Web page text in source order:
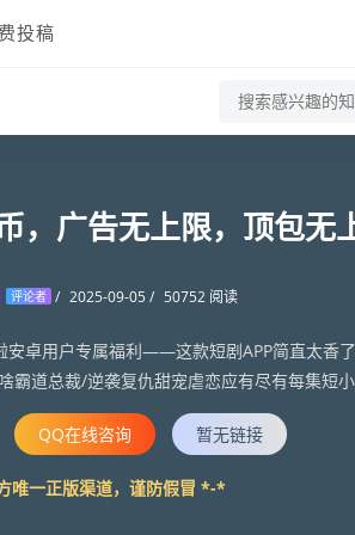
投稿
，广告无上限，顶包无
评论者 / 2025-09-05 / 50752 阅读
安卓用户专属福利——这款短剧APP简直太香
霸道总裁/逆袭复仇甜宠虐恋应有尽有每集短
情更新快，不用等不...
QQ在线咨询 暂无链接
唯一正版渠道，谨防假冒 *-*